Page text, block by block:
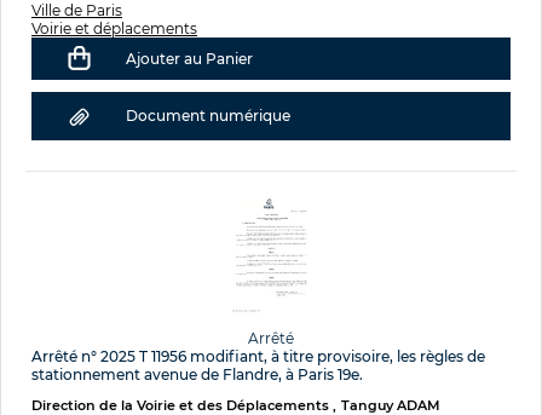
Ville de Paris
Voirie et déplacements
Ajouter au Panier
Document numérique
Arrêté
Arrêté n° 2025 T 11956 modifiant, à titre provisoire, les règles de
stationnement avenue de Flandre, à Paris 19e.
Direction de la Voirie et des Déplacements Tanguy ADAM